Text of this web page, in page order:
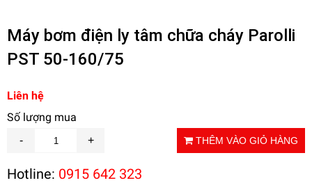
Máy bơm điện ly tâm chữa cháy Parolli
PST 50-160/75
Liên hệ
Số lượng mua
THÊM VÀO GIỎ HÀNG
Hotline: 0915 642 323